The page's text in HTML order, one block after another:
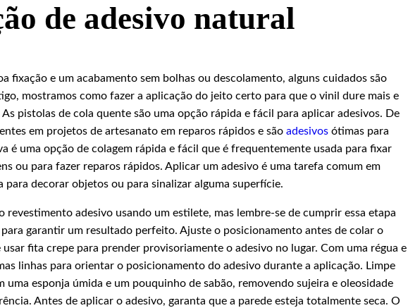
de adesivo natural
fixação e um acabamento sem bolhas ou descolamento, alguns cuidados são
mostramos como fazer a aplicação do jeito certo para que o vinil dure mais e
pistolas de cola quente são uma opção rápida e fácil para aplicar adesivos. De
em projetos de artesanato em reparos rápidos e sãoadesivos ótimas para
é uma opção de colagem rápida e fácil que é frequentemente usada para fixar
ou para fazer reparos rápidos. Aplicar um adesivo é uma tarefa comum em
para decorar objetos ou para sinalizar alguma superfície.
revestimento adesivo usando um estilete, mas lembre-se de cumprir essa etapa
garantir um resultado perfeito. Ajuste o posicionamento antes de colar o
usar fita crepe para prender provisoriamente o adesivo no lugar. Com uma régua e
linhas para orientar o posicionamento do adesivo durante a aplicação. Limpe
uma esponja úmida e um pouquinho de sabão, removendo sujeira e oleosidade
Antes de aplicar o adesivo, garanta que a parede esteja totalmente seca. O